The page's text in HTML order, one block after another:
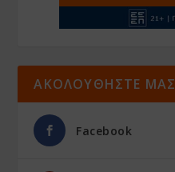
ΑΚΟΛΟΥΘΗΣΤΕ ΜΑΣ
Facebook